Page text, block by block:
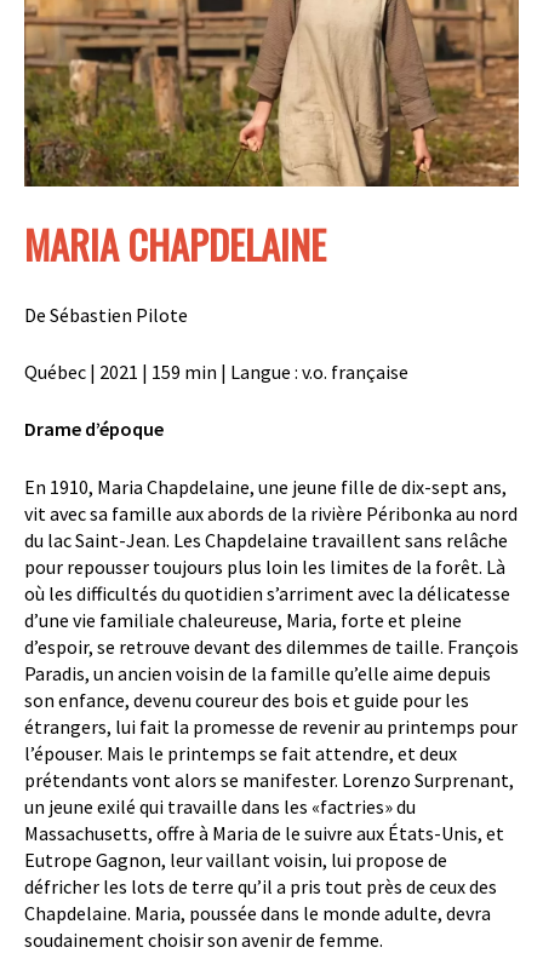
MARIA CHAPDELAINE
De Sébastien Pilote
Québec | 2021 | 159 min | Langue : v.o. française
Drame d’époque
En 1910, Maria Chapdelaine, une jeune fille de dix-sept ans,
vit avec sa famille aux abords de la rivière Péribonka au nord
du lac Saint-Jean. Les Chapdelaine travaillent sans relâche
pour repousser toujours plus loin les limites de la forêt. Là
où les difficultés du quotidien s’arriment avec la délicatesse
d’une vie familiale chaleureuse, Maria, forte et pleine
d’espoir, se retrouve devant des dilemmes de taille. François
Paradis, un ancien voisin de la famille qu’elle aime depuis
son enfance, devenu coureur des bois et guide pour les
étrangers, lui fait la promesse de revenir au printemps pour
l’épouser. Mais le printemps se fait attendre, et deux
prétendants vont alors se manifester. Lorenzo Surprenant,
un jeune exilé qui travaille dans les «factries» du
Massachusetts, offre à Maria de le suivre aux États-Unis, et
Eutrope Gagnon, leur vaillant voisin, lui propose de
défricher les lots de terre qu’il a pris tout près de ceux des
Chapdelaine. Maria, poussée dans le monde adulte, devra
soudainement choisir son avenir de femme.